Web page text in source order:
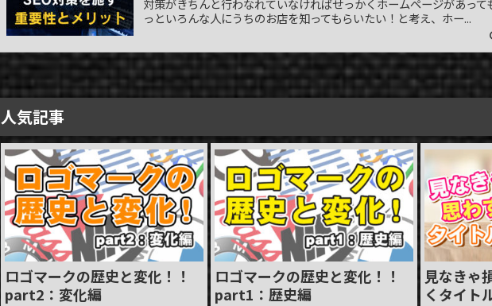
対策がきちんと行わなれていなければせっかくホームページがあっ
っといろんな人にうちのお店を知ってもらいたい！と考え、ホー...
人気記事
ロゴマークの歴史と変化！！
part2：変化編
ロゴマークの歴史と変化！！
part1：歴史編
見なきゃ
くタイト